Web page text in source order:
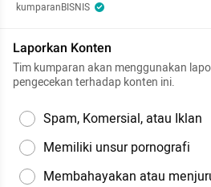
kumparanBISNIS
Laporkan Konten
Tim kumparan akan menggunakan
pengecekan terhadap konten ini.
Spam, Komersial, atau Iklan
Memiliki unsur pornografi
Membahayakan atau